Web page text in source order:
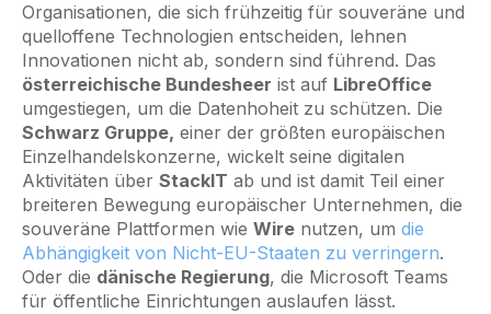
Organisationen, die sich frühzeitig für souveräne und
quelloffene Technologien entscheiden, lehnen
Innovationen nicht ab, sondern sind führend. Das
österreichische Bundesheer ist auf LibreOffice
umgestiegen, um die Datenhoheit zu schützen. Die
Schwarz Gruppe, einer der größten europäischen
Einzelhandelskonzerne, wickelt seine digitalen
Aktivitäten über StackIT ab und ist damit Teil einer
breiteren Bewegung europäischer Unternehmen, die
souveräne Plattformen wie Wire nutzen, um die
Abhängigkeit von Nicht-EU-Staaten zu verringern.
Oder die dänische Regierung, die Microsoft Teams
für öffentliche Einrichtungen auslaufen lässt.